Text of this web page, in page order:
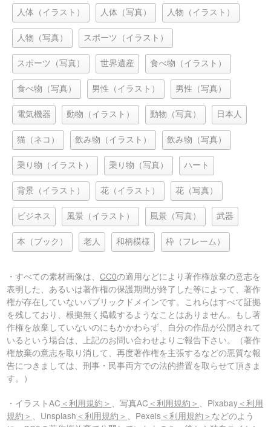
人体（イラスト） 人体（写真） 人物（イラスト）
人物（写真） スポーツ（イラスト）
スポーツ（写真） 世界遺産 食べ物（イラスト）
食べ物（写真） 男性（イラスト） 男性（写真）
電気機器 動物（イラスト） 動物（写真） 日本人
猫（ネコ） 飲み物（イラスト） 飲み物（写真）
乗り物（イラスト） 乗り物（写真） ハート
背景（イラスト） 花（イラスト） 花（写真）
ビジネス 風景（イラスト） 風景（写真） 武器
本（ブック） 老人 和柄模様 枠（フレーム）
・すべての素材画像は、CC0の適用などにより著作権放棄の意志を
表明した、あるいは著作権の保護期間が終了した等によって、著作
権が存在していないパブリックドメインです。これらはすべて証拠
を残しており、根拠無く掲載するようなことはありません。もし著
作権を放棄していないのにもかかわらず、自分の作品が公開されて
いるという場合は、上記のお問い合わせよりご報告下さい。（著作
権放棄の意志を取り消して、再度著作権を主張するなどの悪質な報
告につきましては、刑事・民事両方での法的措置を取らせて頂きま
す。）
・イラストAC ＜利用規約＞ 、写真AC ＜利用規約＞ 、Pixabay ＜利用
規約＞ 、Unsplash ＜利用規約＞ 、Pexels ＜利用規約＞ などのよう